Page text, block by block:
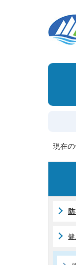
現在